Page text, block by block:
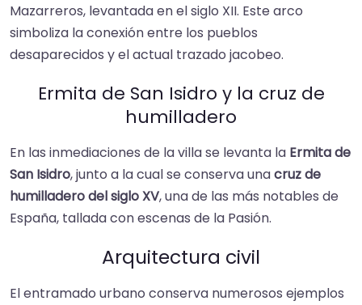
Mazarreros, levantada en el siglo XII. Este arco
simboliza la conexión entre los pueblos
desaparecidos y el actual trazado jacobeo.
Ermita de San Isidro y la cruz de
humilladero
En las inmediaciones de la villa se levanta la Ermita de
San Isidro, junto a la cual se conserva unacruz de
humilladero del siglo XV, una de las más notables de
España, tallada con escenas de la Pasión.
Arquitectura civil
El entramado urbano conserva numerosos ejemplos